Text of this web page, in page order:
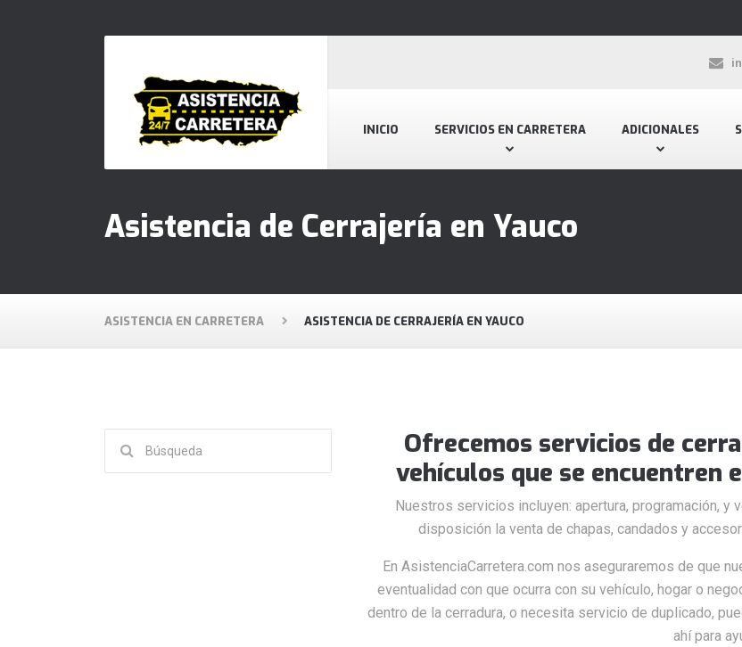
INICIO SERVICIOS EN CARRETERA ADICIONALES
Asistencia de Cerrajería en Yauco
ASISTENCIA EN CARRETERA ASISTENCIA DE CERRAJERÍA EN YAUCO
Ofrecemos servicios de
vehículos que se encuentren
Nuestros servicios incluyen: apertura, programación,
disposición la venta de chapas, candados y
En AsistenciaCarretera.com nos aseguraremos de que
eventualidad con que ocurra con su vehículo, hogar o
dentro de la cerradura, o necesita servicio de duplicado,
ahí para